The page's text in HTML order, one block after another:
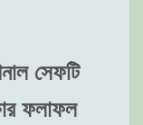
সেফটি
ফলাফল